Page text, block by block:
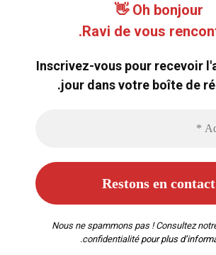
Oh bonjour 👋
Ravi de vous
Inscrivez-vous pour recevoir
jour dans votre boîte de
Nous ne spammons pas ! Consultez
confidentialitépour plus